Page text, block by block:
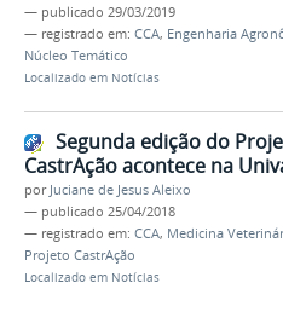
— publicado 29/03/2019
— registrado em: CCA, Engenharia
Núcleo Temático
Localizado em Notícias
Segunda edição do
CastrAção acontece na
por Juciane de Jesus Aleixo
— publicado 25/04/2018
— registrado em: CCA, Medicina
Projeto CastrAção
Localizado em Notícias